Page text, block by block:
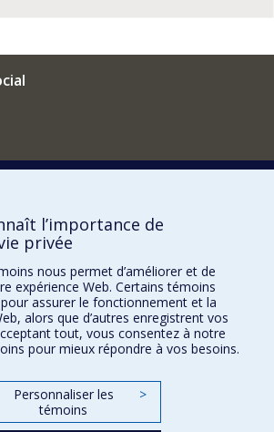
DES SCIENCES
l’importance de
privée
nous permet d’améliorer et de
expérience Web. Certains témoins
assurer le fonctionnement et la
alors que d’autres enregistrent vos
tout, vous consentez à notre
pour mieux répondre à vos besoins.
Personnaliser les
témoins
>